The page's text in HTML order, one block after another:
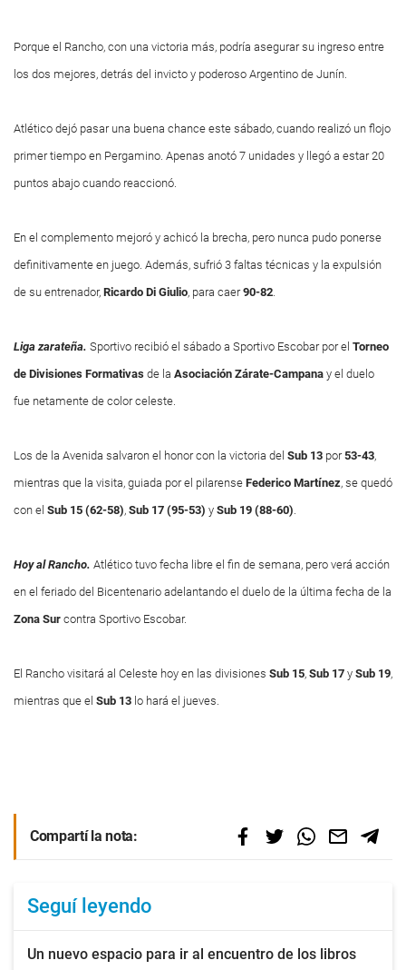
Porque el Rancho, con una victoria más, podría asegurar su ingreso entre
los dos mejores, detrás del invicto y poderoso Argentino de Junín.
Atlético dejó pasar una buena chance este sábado, cuando realizó un flojo
primer tiempo en Pergamino. Apenas anotó 7 unidades y llegó a estar 20
puntos abajo cuando reaccionó.
En el complemento mejoró y achicó la brecha, pero nunca pudo ponerse
definitivamente en juego. Además, sufrió 3 faltas técnicas y la expulsión
de su entrenador, Ricardo Di Giulio, para caer90-82.
Liga zarateña. Sportivo recibió el sábado a Sportivo Escobar por el Torneo
de Divisiones Formativas de la Asociación Zárate-Campana y el duelo
fue netamente de color celeste.
Los de la Avenida salvaron el honor con la victoria del Sub 13 por53-43,
mientras que la visita, guiada por el pilarense Federico Martínez, se quedó
con el Sub 15 (62-58), Sub 17 (95-53) y Sub 19 (88-60).
Hoy al Rancho. Atlético tuvo fecha libre el fin de semana, pero verá acción
en el feriado del Bicentenario adelantando el duelo de la última fecha de la
Zona Sur contra Sportivo Escobar.
El Rancho visitará al Celeste hoy en las divisiones Sub 15, Sub 17 y Sub 19,
mientras que el Sub 13 lo hará el jueves.
Compartí la nota:
Seguí leyendo
Un nuevo espacio para ir al encuentro de los libros